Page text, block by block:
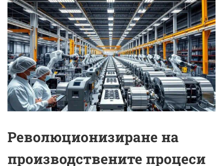
Революционизиране на
производствените процеси